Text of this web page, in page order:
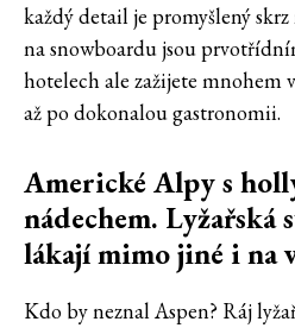
každý detail je promyšlený skrz
na snowboardu jsou
hotelech ale zažijete mnohem
až po dokonalou gastronomii.
Americké Alpy s
nádechem. Lyžařská
lákají mimo jiné i na
Kdo by neznal Aspen? Ráj